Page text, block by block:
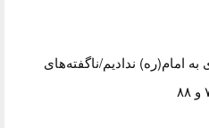
امام(ره) ندادیم/ناگفته‌های